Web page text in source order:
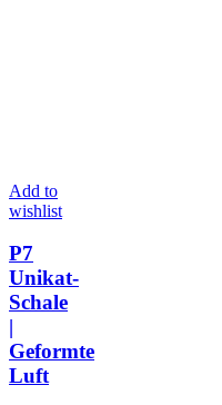
Add to
wishlist
P7
Unikat-
Schale
|
Geformte
Luft